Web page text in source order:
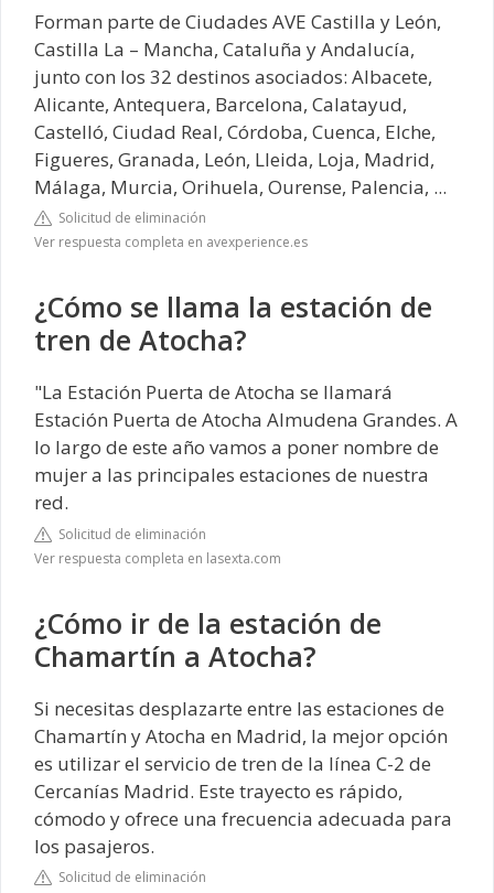
Forman parte de Ciudades AVE Castilla y León,
Castilla La – Mancha, Cataluña y Andalucía,
junto con los 32 destinos asociados: Albacete,
Alicante, Antequera, Barcelona, Calatayud,
Castelló, Ciudad Real, Córdoba, Cuenca, Elche,
Figueres, Granada, León, Lleida, Loja, Madrid,
Málaga, Murcia, Orihuela, Ourense, Palencia, ...
Solicitud de eliminación
Ver respuesta completa en avexperience.es
¿Cómo se llama la estación de
tren de Atocha?
"La Estación Puerta de Atocha se llamará
Estación Puerta de Atocha Almudena Grandes. A
lo largo de este año vamos a poner nombre de
mujer a las principales estaciones de nuestra
red.
Solicitud de eliminación
Ver respuesta completa en lasexta.com
¿Cómo ir de la estación de
Chamartín a Atocha?
Si necesitas desplazarte entre las estaciones de
Chamartín y Atocha en Madrid, la mejor opción
es utilizar el servicio de tren de la línea C-2 de
Cercanías Madrid. Este trayecto es rápido,
cómodo y ofrece una frecuencia adecuada para
los pasajeros.
Solicitud de eliminación